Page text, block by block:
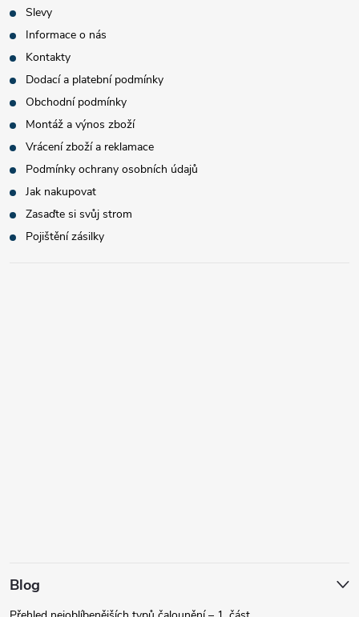
Slevy
Informace o nás
Kontakty
Dodací a platební podmínky
Obchodní podmínky
Montáž a výnos zboží
Vrácení zboží a reklamace
Podmínky ochrany osobních údajů
Jak nakupovat
Zasaďte si svůj strom
Pojištění zásilky
Blog